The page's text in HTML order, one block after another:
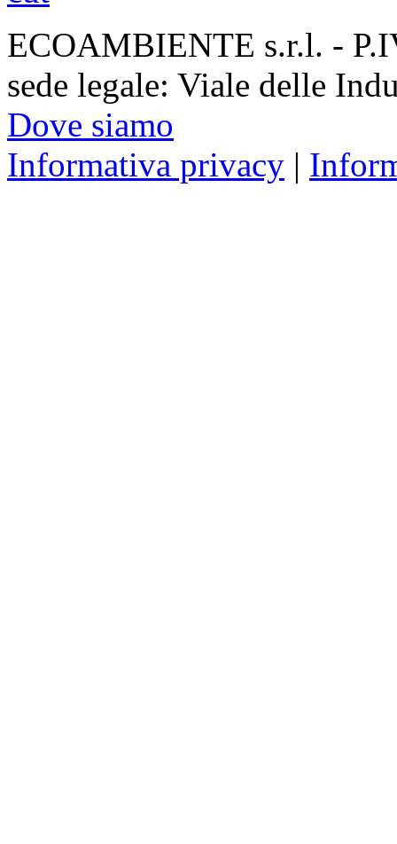
ECOAMBIENTE s.r.l. -
sede legale: Viale delle
Dove siamo
Informativa privacy |